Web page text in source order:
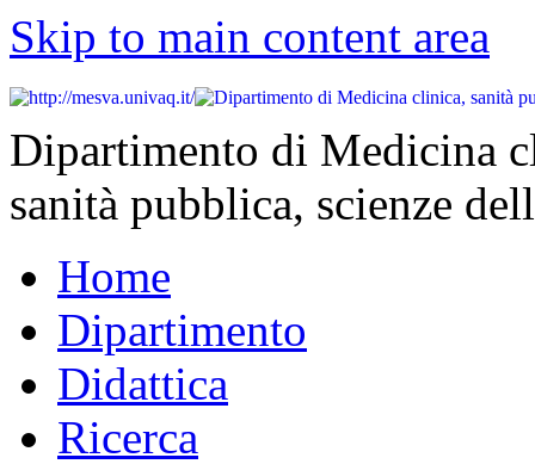
Skip to main content area
Dipartimento di Medicina
sanità pubblica, scienze
Home
Dipartimento
Didattica
Ricerca